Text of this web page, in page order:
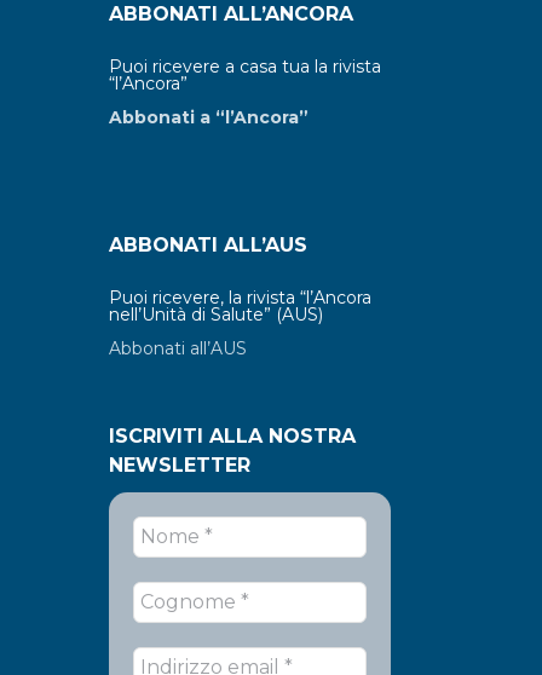
ABBONATI ALL’ANCORA
Puoi ricevere a casa tua la rivista
“l’Ancora”
Abbonati a “l’Ancora”
ABBONATI ALL’AUS
Puoi ricevere, la rivista “l’Ancora
nell’Unità di Salute” (AUS)
Abbonati all’AUS
ISCRIVITI ALLA NOSTRA
NEWSLETTER